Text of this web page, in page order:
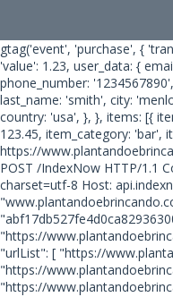
gtag('event', 'purchase', {
'value': 1.23, user_data: {
phone_number:
last_name: 'smith', city:
country: 'usa', }, }, items: [{
123.45, item_category: 'bar',
https://
POST /IndexNow HTTP/1.1
charset=utf-8 Host:
"https://
"urlList": [ "https://
"https://
"https://